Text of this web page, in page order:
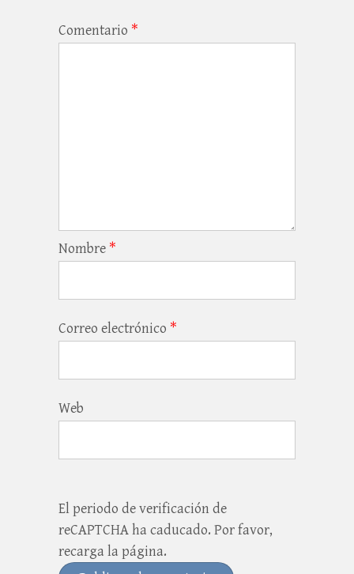
Comentario *
Nombre *
Correo electrónico *
Web
El periodo de verificación de
reCAPTCHA ha caducado. Por favor,
recarga la página.